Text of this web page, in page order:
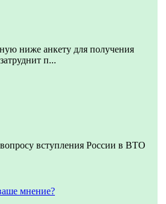
ниже анкету для получения
п...
вступления России в ВТО
мнение?